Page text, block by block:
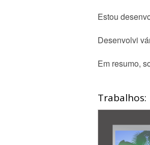
Estou
Desenvolvi
Em resumo,
Trabalhos: